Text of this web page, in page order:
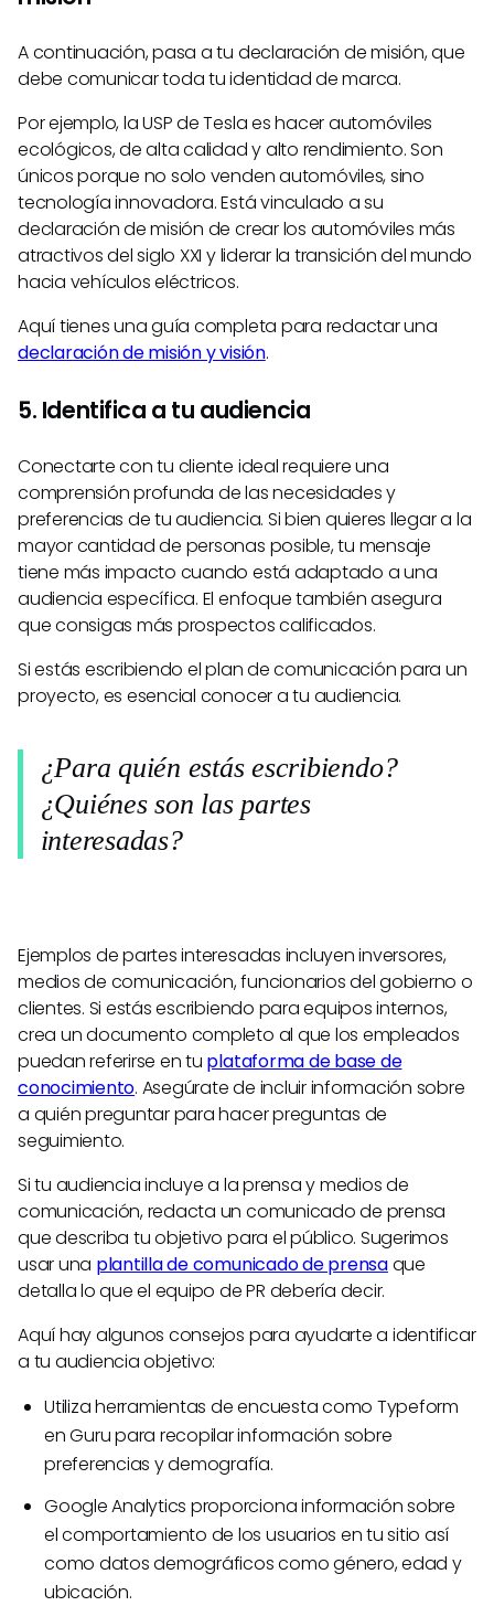
A continuación, pasa a tu declaración de misión, que
debe comunicar toda tu identidad de marca.
Por ejemplo, la USP de Tesla es hacer automóviles
ecológicos, de alta calidad y alto rendimiento. Son
únicos porque no solo venden automóviles, sino
tecnología innovadora. Está vinculado a su
declaración de misión de crear los automóviles más
atractivos del siglo XXI y liderar la transición del mundo
hacia vehículos eléctricos.
Aquí tienes una guía completa para redactar una
declaración de misión y visión.
5. Identifica a tu audiencia
Conectarte con tu cliente ideal requiere una
comprensión profunda de las necesidades y
preferencias de tu audiencia. Si bien quieres llegar a la
mayor cantidad de personas posible, tu mensaje
tiene más impacto cuando está adaptado a una
audiencia específica. El enfoque también asegura
que consigas más prospectos calificados.
Si estás escribiendo el plan de comunicación para un
proyecto, es esencial conocer a tu audiencia.
¿Para quién estás escribiendo?
¿Quiénes son las partes
interesadas?
Ejemplos de partes interesadas incluyen inversores,
medios de comunicación, funcionarios del gobierno o
clientes. Si estás escribiendo para equipos internos,
crea un documento completo al que los empleados
puedan referirse en tu plataforma de base de
conocimiento. Asegúrate de incluir información sobre
a quién preguntar para hacer preguntas de
seguimiento.
Si tu audiencia incluye a la prensa y medios de
comunicación, redacta un comunicado de prensa
que describa tu objetivo para el público. Sugerimos
usar una plantilla de comunicado de prensaque
detalla lo que el equipo de PR debería decir.
Aquí hay algunos consejos para ayudarte a identificar
a tu audiencia objetivo:
Utiliza herramientas de encuesta como Typeform
en Guru para recopilar información sobre
preferencias y demografía.
Google Analytics proporciona información sobre
el comportamiento de los usuarios en tu sitio así
como datos demográficos como género, edad y
ubicación.